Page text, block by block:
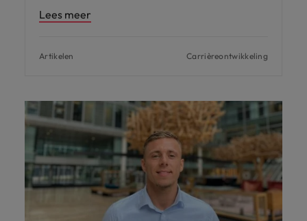
Lees meer
Artikelen Carrièreontwikkeling